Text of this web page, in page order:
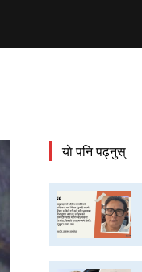
याे पनि पढ्नुस्